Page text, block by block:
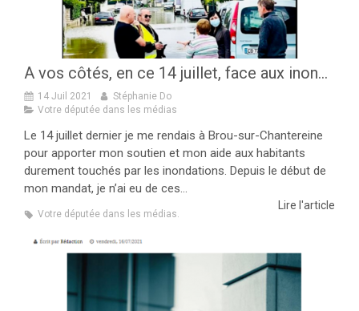
A vos côtés, en ce 14 juillet, face aux inondations de Brou-sur-Chantereine !
14 Juil 2021
Stéphanie Do
Votre députée dans les médias
Le 14 juillet dernier je me rendais à Brou-sur-Chantereine
pour apporter mon soutien et mon aide aux habitants
durement touchés par les inondations. Depuis le début de
mon mandat, je n’ai eu de ces...
Lire l'article
Votre députée dans les médias.